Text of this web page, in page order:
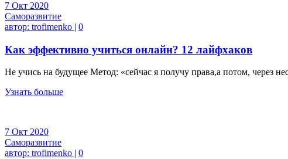
7 Окт 2020
Саморазвитие
автор: trofimenko | 0
Как эффективно учиться онлайн? 12 лайфхаков
Не учись на будущее Метод: «сейчас я получу права,а потом, через
Узнать больше
7 Окт 2020
Саморазвитие
автор: trofimenko | 0